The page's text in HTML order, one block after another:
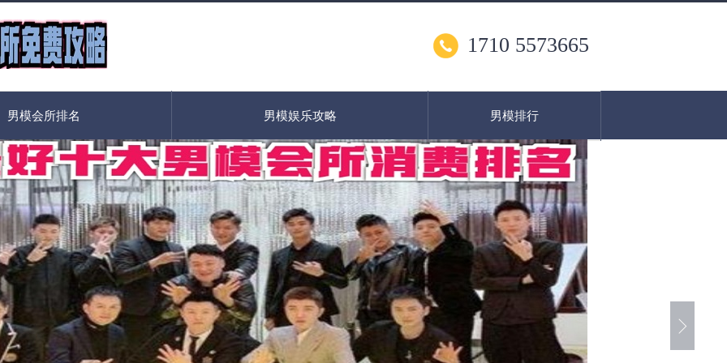
1710 5573665
男模会所排名 男模娱乐攻略 男模排行